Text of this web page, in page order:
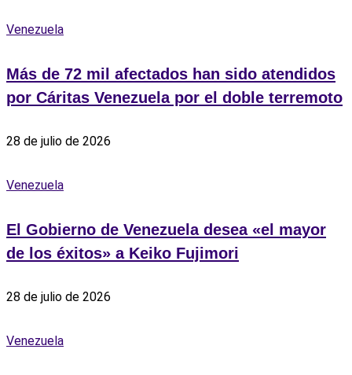
Venezuela
Más de 72 mil afectados han sido atendidos
por Cáritas Venezuela por el doble terremoto
28 de julio de 2026
Venezuela
El Gobierno de Venezuela desea «el mayor
de los éxitos» a Keiko Fujimori
28 de julio de 2026
Venezuela